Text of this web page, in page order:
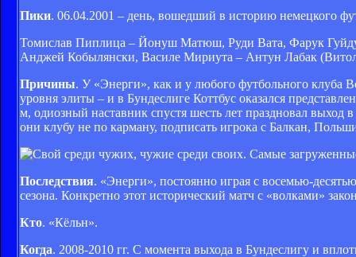
Пики. 06.04.2001 – день, вошедший в историю немецкого
Томислав Пиплица – Йонуш Матюш, Руди Вата, Фарук
Анджей Кобылянски, Василе Мириута – Антун Лабак
Причины. У «Энерги», как и у любого футбольного клуба
уровня элиты – и в Бундеслиге Коттбус оказался
м, одиозный наставник спустя шесть лет праздновал выход
они клубу не по карману, подписать игрока с Балкан,
Последствия. «Энерги», постоянно играя с восемью-
сезона. Конкретно этот исторический матч с «волками»
Кто. «Кёльн».
Когда. 2008-2010 гг. С момента выхода в Бундеслигу и